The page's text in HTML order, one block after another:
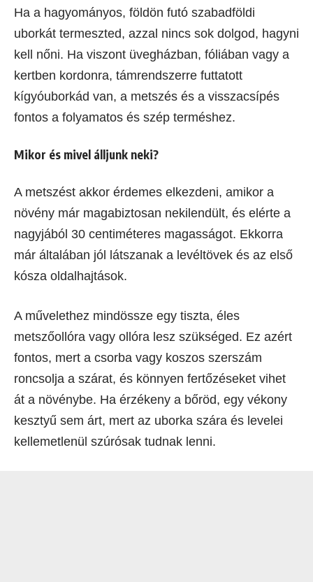
Ha a hagyományos, földön futó szabadföldi
uborkát termeszted, azzal nincs sok dolgod, hagyni
kell nőni. Ha viszont üvegházban, fóliában vagy a
kertben kordonra, támrendszerre futtatott
kígyóuborkád van, a metszés és a visszacsípés
fontos a folyamatos és szép terméshez.
Mikor és mivel álljunk neki?
A metszést akkor érdemes elkezdeni, amikor a
növény már magabiztosan nekilendült, és elérte a
nagyjából 30 centiméteres magasságot. Ekkorra
már általában jól látszanak a levéltövek és az első
kósza oldalhajtások.
A művelethez mindössze egy tiszta, éles
metszőollóra vagy ollóra lesz szükséged. Ez azért
fontos, mert a csorba vagy koszos szerszám
roncsolja a szárat, és könnyen fertőzéseket vihet
át a növénybe. Ha érzékeny a bőröd, egy vékony
kesztyű sem árt, mert az uborka szára és levelei
kellemetlenül szúrósak tudnak lenni.